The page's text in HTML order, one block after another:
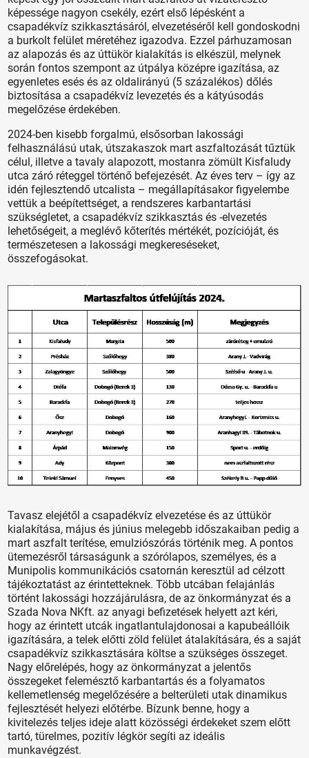
képessége nagyon csekély, ezért első lépésként a
csapadékvíz szikkasztásáról, elvezetéséről kell gondoskodni
a burkolt felület méretéhez igazodva. Ezzel párhuzamosan
az alapozás és az úttükör kialakítás is elkészül, melynek
során fontos szempont az útpálya középre igazítása, az
egyenletes esés és az oldalirányú (5 százalékos) dőlés
biztosítása a csapadékvíz levezetés és a kátyúsodás
megelőzése érdekében.
2024-ben kisebb forgalmú, elsősorban lakossági
felhasználású utak, útszakaszok mart aszfaltozását tűztük
célul, illetve a tavaly alapozott, mostanra zömült Kisfaludy
utca záró réteggel történő befejezését. Az éves terv – így az
idén fejlesztendő utcalista – megállapításakor figyelembe
vettük a beépítettséget, a rendszeres karbantartási
szükségletet, a csapadékvíz szikkasztás és -elvezetés
lehetőségeit, a meglévő kőterítés mértékét, pozícióját, és
természetesen a lakossági megkereséseket,
összefogásokat.
Tavasz elejétől a csapadékvíz elvezetése és az úttükör
kialakítása, május és június melegebb időszakaiban pedig a
mart aszfalt terítése, emulziószórás történik meg. A pontos
ütemezésről társaságunk a szórólapos, személyes, és a
Munipolis kommunikációs csatornán keresztül ad célzott
tájékoztatást az érintetteknek. Több utcában felajánlás
történt lakossági hozzájárulásra, de az önkormányzat és a
Szada Nova NKft. az anyagi befizetések helyett azt kéri,
hogy az érintett utcák ingatlantulajdonosai a kapubeállóik
igazítására, a telek előtti zöld felület átalakítására, és a saját
csapadékvíz szikkasztására költse a szükséges összeget.
Nagy előrelépés, hogy az önkormányzat a jelentős
összegeket felemésztő karbantartás és a folyamatos
kellemetlenség megelőzésére a belterületi utak dinamikus
fejlesztését helyezi előtérbe. Bízunk benne, hogy a
kivitelezés teljes ideje alatt közösségi érdekeket szem előtt
tartó, türelmes, pozitív légkör segíti az ideális
munkavégzést.